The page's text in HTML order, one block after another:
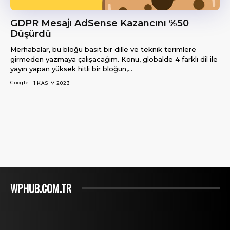
GDPR Mesajı AdSense Kazancını %50
Düşürdü
Merhabalar, bu bloğu basit bir dille ve teknik terimlere
girmeden yazmaya çalışacağım. Konu, globalde 4 farklı dil ile
yayın yapan yüksek hitli bir bloğun,...
Google 1 KASIM 2023
WPHUB.COM.TR